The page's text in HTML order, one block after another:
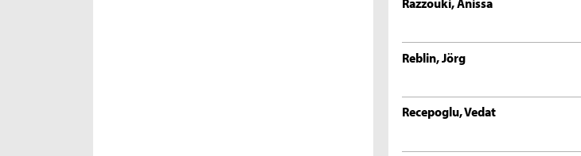
Reblin, Jörg
Recepoglu, Vedat